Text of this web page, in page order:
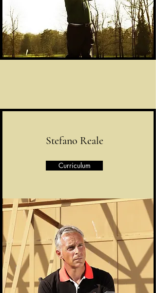
Stefano Reale
Curriculum